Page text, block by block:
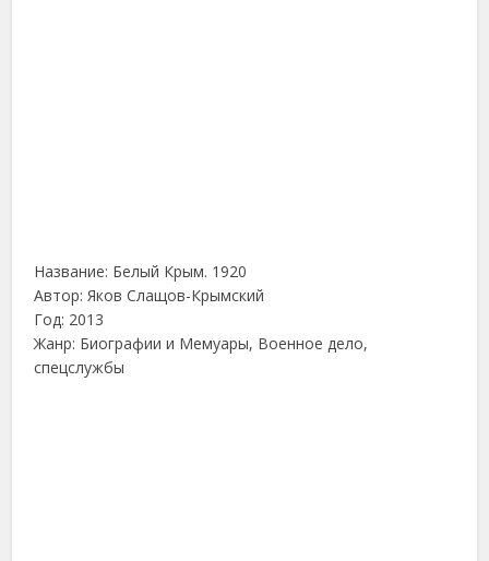
Название: Белый Крым. 1920
Автор: Яков Слащов-Крымский
Год: 2013
Жанр: Биографии и Мемуары, Военное дело,
спецслужбы